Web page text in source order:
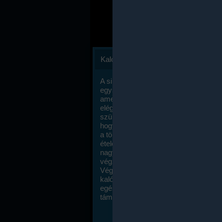
Kalóriaszámlálás
A sikeres fogyás titka valójában igen
egyszerű: égess több energiát, mint
amennyit beviszel. Természetesen
elég nagy fegyelemre és akaraterőre
szükség, de meglepődve fogod
hogy a kalóriaszámolás mennyire
a többi diétához képest. Itt nincsenek
ételek és a megengedett kalóriabevitelt
nagymértékben növelheted ha
végzel.
Végül, de nem utolsó sorban, a
kalóriaszámolás módszerét a legtöbb
egészségügyi szakorvos ajánlja és
támogatja.